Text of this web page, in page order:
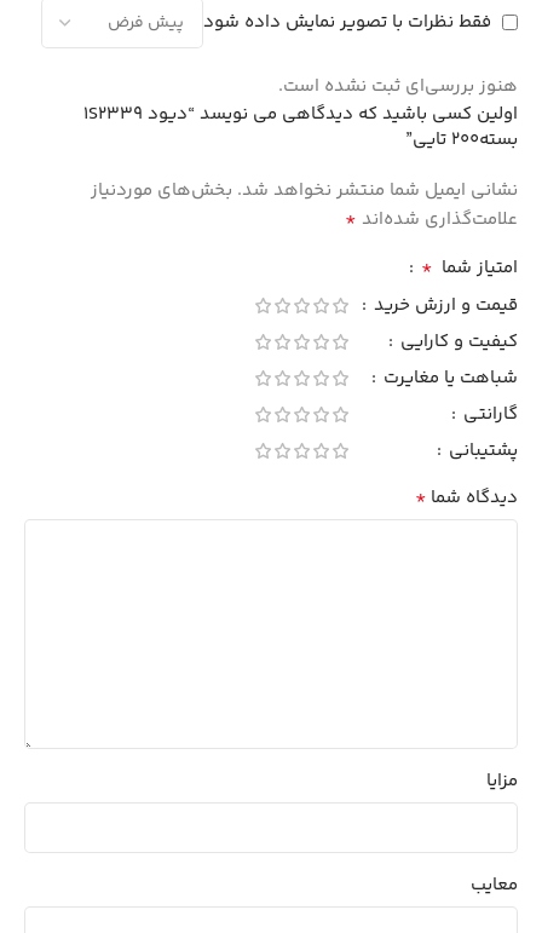
فقط نظرات با تصویر نمایش داده شود
هنوز بررسی‌ای ثبت نشده است.
اولین کسی باشید که دیدگاهی می نویسد “دیود 1S2339
بسته200 تایی”
نشانی ایمیل شما منتشر نخواهد شد. بخش‌های موردنیاز
علامت‌گذاری شده‌اند *
امتیاز شما *
قیمت و ارزش خرید
کیفیت و کارایی
شباهت یا مغایرت
گارانتی
پشتیبانی
دیدگاه شما *
مزایا
معایب